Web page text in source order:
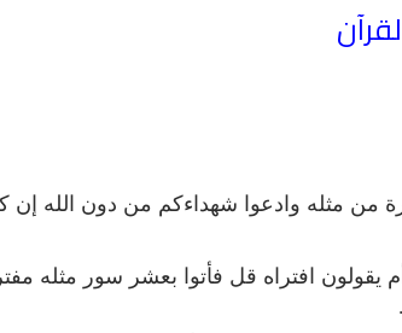
من مثله وادعوا شهداءكم من دون الله إن
افتراه قل فأتوا بعشر سور مثله
احمد الشرع
ابراهيم الاحمد